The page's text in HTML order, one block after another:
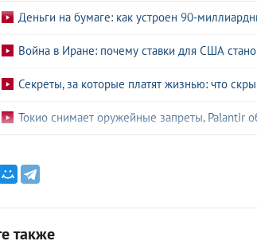
Деньги на бумаге: как устроен 90-
Война в Иране: почему ставки для США
Секреты, за которые платят жизнью: что
Токио снимает оружейные запреты, Palantir
Жириновский предсказал ситуацию на
также